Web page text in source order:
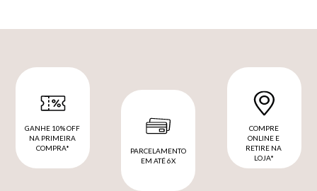
GANHE 10% OFF
NA PRIMEIRA
COMPRA*
PARCELAMENTO
EM ATÉ 6X
COMPRE
ONLINE E
RETIRE NA
LOJA*